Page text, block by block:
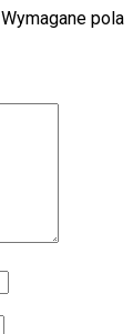
Wymagane pola